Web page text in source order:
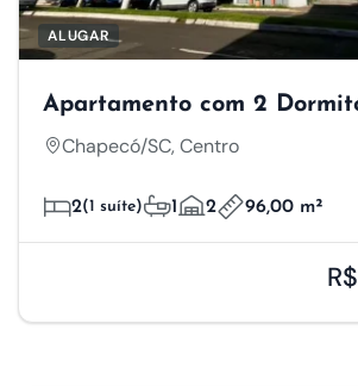
ALUGAR
Apartamento com 2
Chapecó/SC, Centro
2(1 suíte) 1 2 96,00 m²